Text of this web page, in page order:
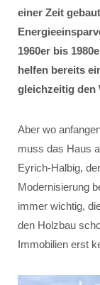
einer Zeit
1960er bis
helfen bereits
gleichzeitig den
Aber wo
muss das Haus
Eyrich-Halbig,
Modernisierung
immer wichtig,
den Holzbau
Immobilien erst